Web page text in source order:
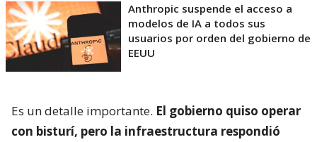
Anthropic suspende el acceso a
modelos de IA a todos sus
usuarios por orden del gobierno de
EEUU
Es un detalle importante. El gobierno quiso operar
con bisturí, pero la infraestructura respondió